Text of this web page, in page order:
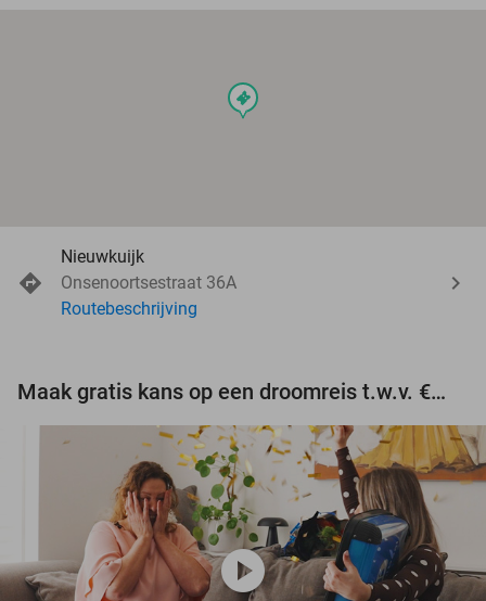
events
Nieuwkuijk
Onsenoortsestraat 36A
Routebeschrijving
Maak gratis kans op een droomreis t.w.v. €3.000!
play_circle